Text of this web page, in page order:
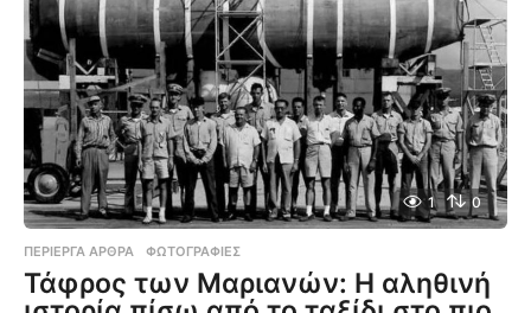
1 0
ΠΕΡΊΕΡΓΑ ΆΡΘΡΑ ,ΦΩΤΟΓΡΑΦΊΕΣ
Τάφρος των Μαριανών: Η αληθινή